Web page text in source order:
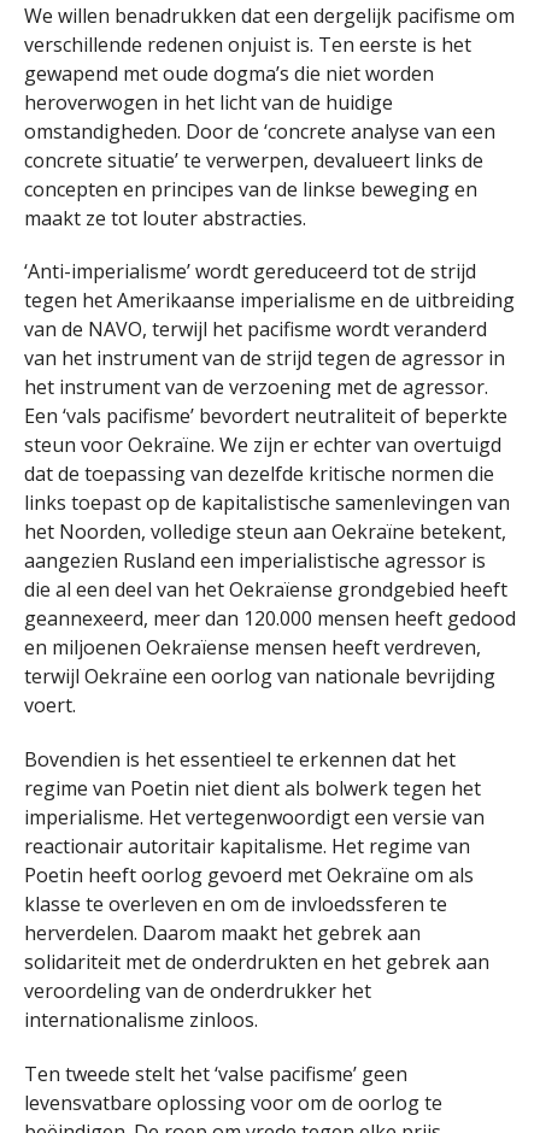
We willen benadrukken dat een dergelijk pacifisme om
verschillende redenen onjuist is. Ten eerste is het
gewapend met oude dogma’s die niet worden
heroverwogen in het licht van de huidige
omstandigheden. Door de ‘concrete analyse van een
concrete situatie’ te verwerpen, devalueert links de
concepten en principes van de linkse beweging en
maakt ze tot louter abstracties.
‘Anti-imperialisme’ wordt gereduceerd tot de strijd
tegen het Amerikaanse imperialisme en de uitbreiding
van de NAVO, terwijl het pacifisme wordt veranderd
van het instrument van de strijd tegen de agressor in
het instrument van de verzoening met de agressor.
Een ‘vals pacifisme’ bevordert neutraliteit of beperkte
steun voor Oekraïne. We zijn er echter van overtuigd
dat de toepassing van dezelfde kritische normen die
links toepast op de kapitalistische samenlevingen van
het Noorden, volledige steun aan Oekraïne betekent,
aangezien Rusland een imperialistische agressor is
die al een deel van het Oekraïense grondgebied heeft
geannexeerd, meer dan 120.000 mensen heeft gedood
en miljoenen Oekraïense mensen heeft verdreven,
terwijl Oekraïne een oorlog van nationale bevrijding
voert.
Bovendien is het essentieel te erkennen dat het
regime van Poetin niet dient als bolwerk tegen het
imperialisme. Het vertegenwoordigt een versie van
reactionair autoritair kapitalisme. Het regime van
Poetin heeft oorlog gevoerd met Oekraïne om als
klasse te overleven en om de invloedssferen te
herverdelen. Daarom maakt het gebrek aan
solidariteit met de onderdrukten en het gebrek aan
veroordeling van de onderdrukker het
internationalisme zinloos.
Ten tweede stelt het ‘valse pacifisme’ geen
levensvatbare oplossing voor om de oorlog te